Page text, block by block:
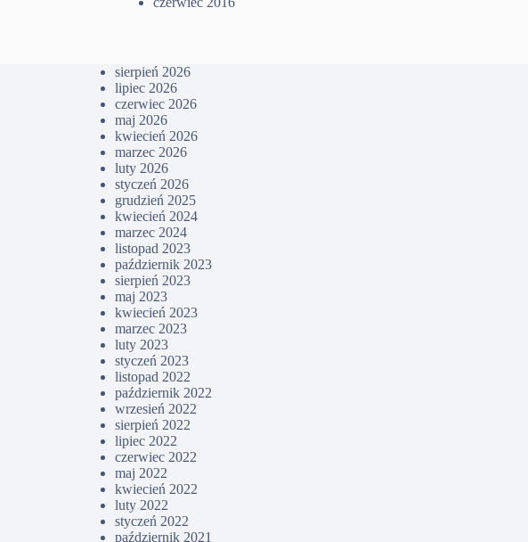
sierpień 2026
lipiec 2026
czerwiec 2026
maj 2026
kwiecień 2026
marzec 2026
luty 2026
styczeń 2026
grudzień 2025
kwiecień 2024
marzec 2024
listopad 2023
październik 2023
sierpień 2023
maj 2023
kwiecień 2023
marzec 2023
luty 2023
styczeń 2023
listopad 2022
październik 2022
wrzesień 2022
sierpień 2022
lipiec 2022
czerwiec 2022
maj 2022
kwiecień 2022
luty 2022
styczeń 2022
październik 2021